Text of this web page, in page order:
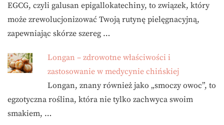
EGCG, czyli galusan epigallokatechiny, to związek, który
może zrewolucjonizować Twoją rutynę pielęgnacyjną,
zapewniając skórze szereg …
Longan – zdrowotne właściwości i
zastosowanie w medycynie chińskiej
Longan, znany również jako „smoczy owoc”, to
egzotyczna roślina, która nie tylko zachwyca swoim
smakiem, …